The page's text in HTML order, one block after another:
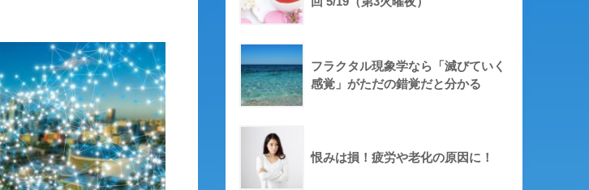
フラクタル現象学なら「滅びていく
感覚」がただの錯覚だと分かる
恨みは損！疲労や老化の原因に！